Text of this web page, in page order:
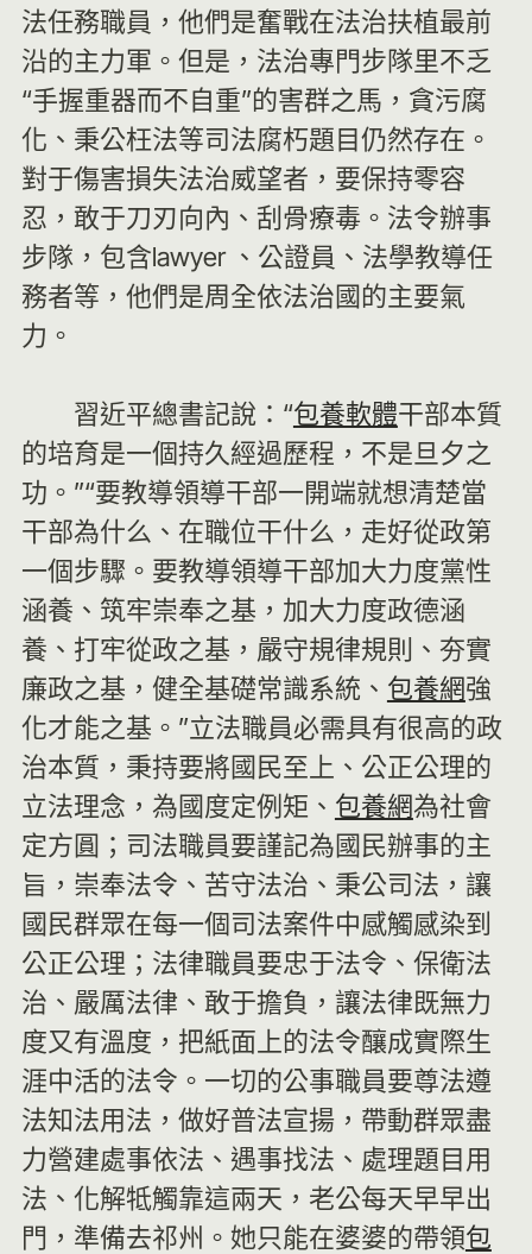
法任務職員，他們是奮戰在法治扶植最前
沿的主力軍。但是，法治專門步隊里不乏
“手握重器而不自重”的害群之馬，貪污腐
化、秉公枉法等司法腐朽題目仍然存在。
對于傷害損失法治威望者，要保持零容
忍，敢于刀刃向內、刮骨療毒。法令辦事
步隊，包含lawyer 、公證員、法學教導任
務者等，他們是周全依法治國的主要氣
力。
習近平總書記說：“包養軟體干部本質
的培育是一個持久經過歷程，不是旦夕之
功。”“要教導領導干部一開端就想清楚當
干部為什么、在職位干什么，走好從政第
一個步驟。要教導領導干部加大力度黨性
涵養、筑牢崇奉之基，加大力度政德涵
養、打牢從政之基，嚴守規律規則、夯實
廉政之基，健全基礎常識系統、 包養網強
化才能之基。”立法職員必需具有很高的政
治本質，秉持要將國民至上、公正公理的
立法理念，為國度定例矩、 包養網為社會
定方圓；司法職員要謹記為國民辦事的主
旨，崇奉法令、苦守法治、秉公司法，讓
國民群眾在每一個司法案件中感觸感染到
公正公理；法律職員要忠于法令、保衛法
治、嚴厲法律、敢于擔負，讓法律既無力
度又有溫度，把紙面上的法令釀成實際生
涯中活的法令。一切的公事職員要尊法遵
法知法用法，做好普法宣揚，帶動群眾盡
力營建處事依法、遇事找法、處理題目用
法、化解牴觸靠這兩天，老公每天早早出
門，準備去祁州。她只能在婆婆的帶領包